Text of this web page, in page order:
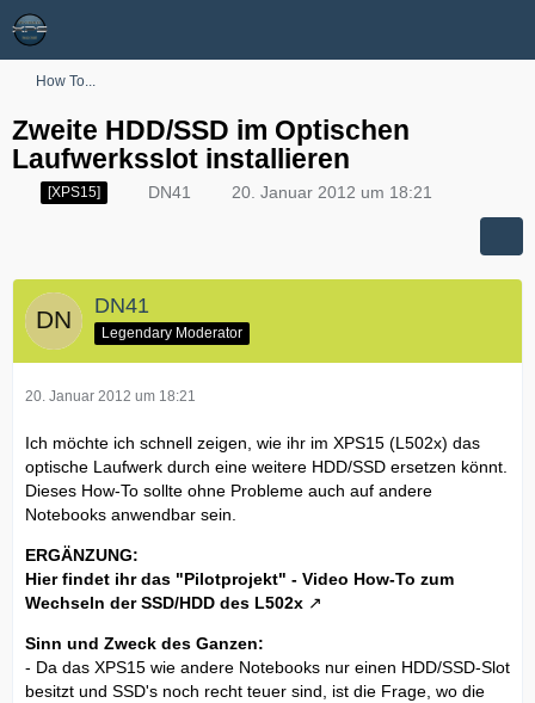
How To...
Zweite HDD/SSD im Optischen
Laufwerksslot installieren
[XPS15] DN41 20. Januar 2012 um 18:21
DN41
Legendary Moderator
20. Januar 2012 um 18:21
Ich möchte ich schnell zeigen, wie ihr im XPS15 (L502x) das
optische Laufwerk durch eine weitere HDD/SSD ersetzen könnt.
Dieses How-To sollte ohne Probleme auch auf andere
Notebooks anwendbar sein.
ERGÄNZUNG:
Hier findet ihr das "Pilotprojekt" - Video How-To zum
Wechseln der SSD/HDD des L502x
Sinn und Zweck des Ganzen:
- Da das XPS15 wie andere Notebooks nur einen HDD/SSD-Slot
besitzt und SSD's noch recht teuer sind, ist die Frage, wo die